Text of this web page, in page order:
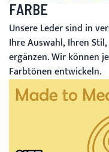
FARBE
Unsere Leder sind in
Ihre Auswahl, Ihren
ergänzen. Wir können
Farbtönen entwickeln.